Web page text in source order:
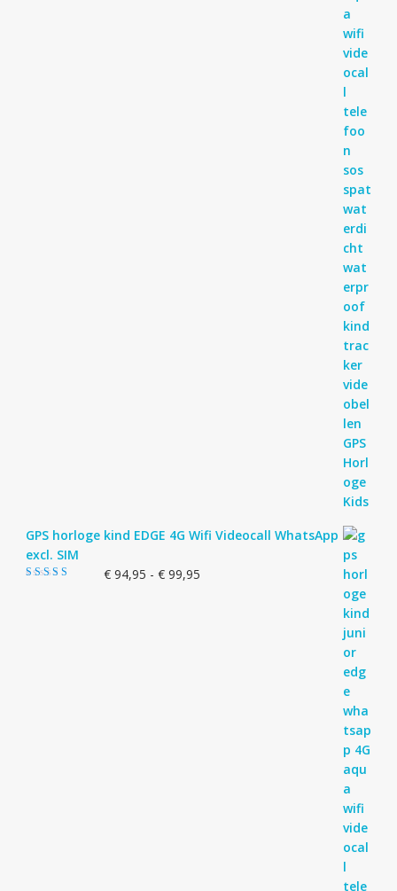
GPS horloge kind EDGE 4G Wifi Videocall WhatsApp
excl. SIM
€94,95 - €99,95Prijsklasse: